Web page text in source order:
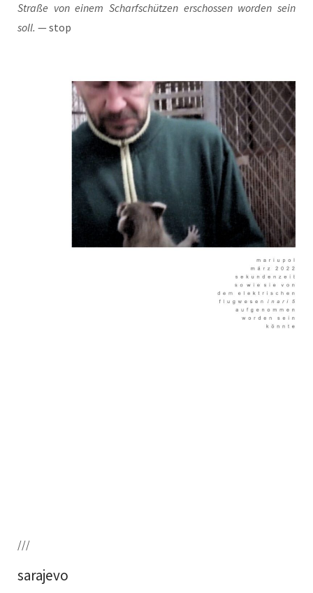
Stra­ße von einem Scharf­schüt­zen erschos­sen wor­den sein
soll. — stop
///
sarajevo